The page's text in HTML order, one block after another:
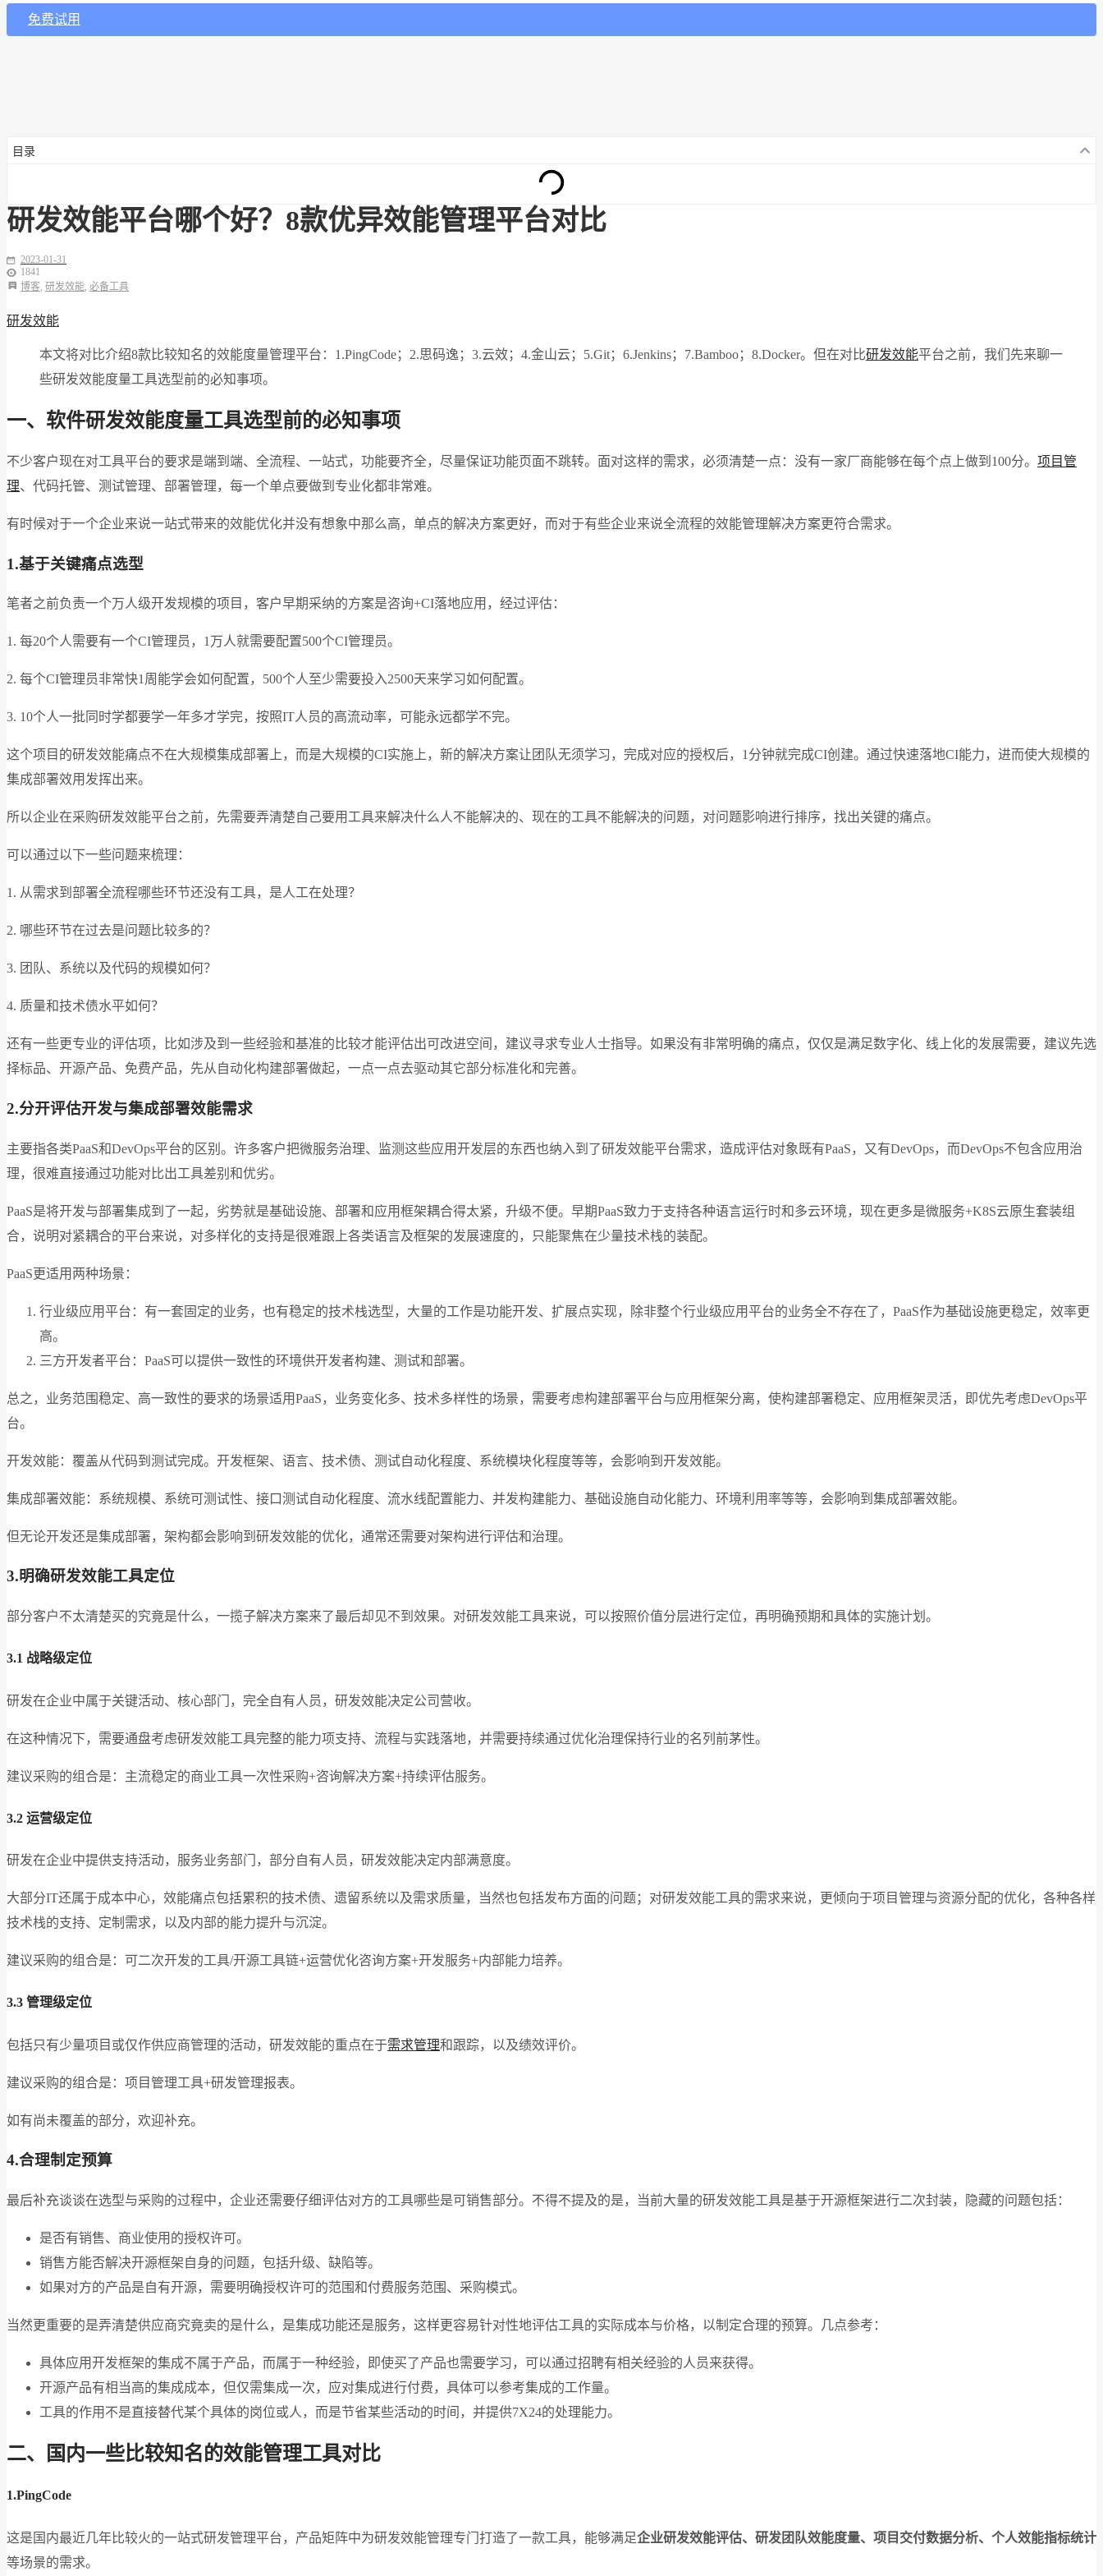
免费试用
目录
研发效能平台哪个好？8款优异效能管理平台对比
2023-01-31
1841
博客, 研发效能, 必备工具
研发效能
本文将对比介绍8款比较知名的效能度量管理平台：1.PingCode；2.思码逸；3.云效；4.金山云；5.Git；6.Jenkins；7.Bamboo；8.Docker。但在对比研发效能平台之前，我们先来聊一
些研发效能度量工具选型前的必知事项。
一、软件研发效能度量工具选型前的必知事项
不少客户现在对工具平台的要求是端到端、全流程、一站式，功能要齐全，尽量保证功能页面不跳转。面对这样的需求，必须清楚一点：没有一家厂商能够在每个点上做到100分。 项目管
理、代码托管、测试管理、部署管理，每一个单点要做到专业化都非常难。
有时候对于一个企业来说一站式带来的效能优化并没有想象中那么高，单点的解决方案更好，而对于有些企业来说全流程的效能管理解决方案更符合需求。
1.基于关键痛点选型
笔者之前负责一个万人级开发规模的项目，客户早期采纳的方案是咨询+CI落地应用，经过评估：
1. 每20个人需要有一个CI管理员，1万人就需要配置500个CI管理员。
2. 每个CI管理员非常快1周能学会如何配置，500个人至少需要投入2500天来学习如何配置。
3. 10个人一批同时学都要学一年多才学完，按照IT人员的高流动率，可能永远都学不完。
这个项目的研发效能痛点不在大规模集成部署上，而是大规模的CI实施上，新的解决方案让团队无须学习，完成对应的授权后，1分钟就完成CI创建。通过快速落地CI能力，进而使大规模的
集成部署效用发挥出来。
所以企业在采购研发效能平台之前，先需要弄清楚自己要用工具来解决什么人不能解决的、现在的工具不能解决的问题，对问题影响进行排序，找出关键的痛点。
可以通过以下一些问题来梳理：
1. 从需求到部署全流程哪些环节还没有工具，是人工在处理？
2. 哪些环节在过去是问题比较多的？
3. 团队、系统以及代码的规模如何？
4. 质量和技术债水平如何？
还有一些更专业的评估项，比如涉及到一些经验和基准的比较才能评估出可改进空间，建议寻求专业人士指导。如果没有非常明确的痛点，仅仅是满足数字化、线上化的发展需要，建议先选
择标品、开源产品、免费产品，先从自动化构建部署做起，一点一点去驱动其它部分标准化和完善。
2.分开评估开发与集成部署效能需求
主要指各类PaaS和DevOps平台的区别。许多客户把微服务治理、监测这些应用开发层的东西也纳入到了研发效能平台需求，造成评估对象既有PaaS，又有DevOps，而DevOps不包含应用治
理，很难直接通过功能对比出工具差别和优劣。
PaaS是将开发与部署集成到了一起，劣势就是基础设施、部署和应用框架耦合得太紧，升级不便。早期PaaS致力于支持各种语言运行时和多云环境，现在更多是微服务+K8S云原生套装组
合，说明对紧耦合的平台来说，对多样化的支持是很难跟上各类语言及框架的发展速度的，只能聚焦在少量技术栈的装配。
PaaS更适用两种场景：
行业级应用平台：有一套固定的业务，也有稳定的技术栈选型，大量的工作是功能开发、扩展点实现，除非整个行业级应用平台的业务全不存在了，PaaS作为基础设施更稳定，效率更
高。
三方开发者平台：PaaS可以提供一致性的环境供开发者构建、测试和部署。
总之，业务范围稳定、高一致性的要求的场景适用PaaS，业务变化多、技术多样性的场景，需要考虑构建部署平台与应用框架分离，使构建部署稳定、应用框架灵活，即优先考虑DevOps平
台。
开发效能：覆盖从代码到测试完成。开发框架、语言、技术债、测试自动化程度、系统模块化程度等等，会影响到开发效能。
集成部署效能：系统规模、系统可测试性、接口测试自动化程度、流水线配置能力、并发构建能力、基础设施自动化能力、环境利用率等等，会影响到集成部署效能。
但无论开发还是集成部署，架构都会影响到研发效能的优化，通常还需要对架构进行评估和治理。
3.明确研发效能工具定位
部分客户不太清楚买的究竟是什么，一揽子解决方案来了最后却见不到效果。对研发效能工具来说，可以按照价值分层进行定位，再明确预期和具体的实施计划。
3.1 战略级定位
研发在企业中属于关键活动、核心部门，完全自有人员，研发效能决定公司营收。
在这种情况下，需要通盘考虑研发效能工具完整的能力项支持、流程与实践落地，并需要持续通过优化治理保持行业的名列前茅性。
建议采购的组合是：主流稳定的商业工具一次性采购+咨询解决方案+持续评估服务。
3.2 运营级定位
研发在企业中提供支持活动，服务业务部门，部分自有人员，研发效能决定内部满意度。
大部分IT还属于成本中心，效能痛点包括累积的技术债、遗留系统以及需求质量，当然也包括发布方面的问题；对研发效能工具的需求来说，更倾向于项目管理与资源分配的优化，各种各样
技术栈的支持、定制需求，以及内部的能力提升与沉淀。
建议采购的组合是：可二次开发的工具/开源工具链+运营优化咨询方案+开发服务+内部能力培养。
3.3 管理级定位
包括只有少量项目或仅作供应商管理的活动，研发效能的重点在于需求管理和跟踪，以及绩效评价。
建议采购的组合是：项目管理工具+研发管理报表。
如有尚未覆盖的部分，欢迎补充。
4.合理制定预算
最后补充谈谈在选型与采购的过程中，企业还需要仔细评估对方的工具哪些是可销售部分。不得不提及的是，当前大量的研发效能工具是基于开源框架进行二次封装，隐藏的问题包括：
是否有销售、商业使用的授权许可。
销售方能否解决开源框架自身的问题，包括升级、缺陷等。
如果对方的产品是自有开源，需要明确授权许可的范围和付费服务范围、采购模式。
当然更重要的是弄清楚供应商究竟卖的是什么，是集成功能还是服务，这样更容易针对性地评估工具的实际成本与价格，以制定合理的预算。几点参考：
具体应用开发框架的集成不属于产品，而属于一种经验，即使买了产品也需要学习，可以通过招聘有相关经验的人员来获得。
开源产品有相当高的集成成本，但仅需集成一次，应对集成进行付费，具体可以参考集成的工作量。
工具的作用不是直接替代某个具体的岗位或人，而是节省某些活动的时间，并提供7X24的处理能力。
二、国内一些比较知名的效能管理工具对比
1.PingCode
这是国内最近几年比较火的一站式研发管理平台，产品矩阵中为研发效能管理专门打造了一款工具，能够满足企业研发效能评估、研发团队效能度量、项目交付数据分析、个人效能指标统计
等场景的需求。